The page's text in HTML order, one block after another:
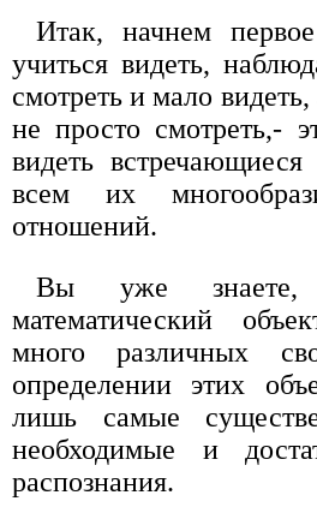
Итак, начнем
учиться видеть,
смотреть и мало
не просто смотреть,-
видеть
всем их
отношений.
Вы уже
математический
много различных
определении этих
лишь самые
необходимые и
распознания.